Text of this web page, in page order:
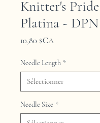
Knitter's
Platina - DPN
10,80 $CAPrix
Needle Length *
Needle Size *